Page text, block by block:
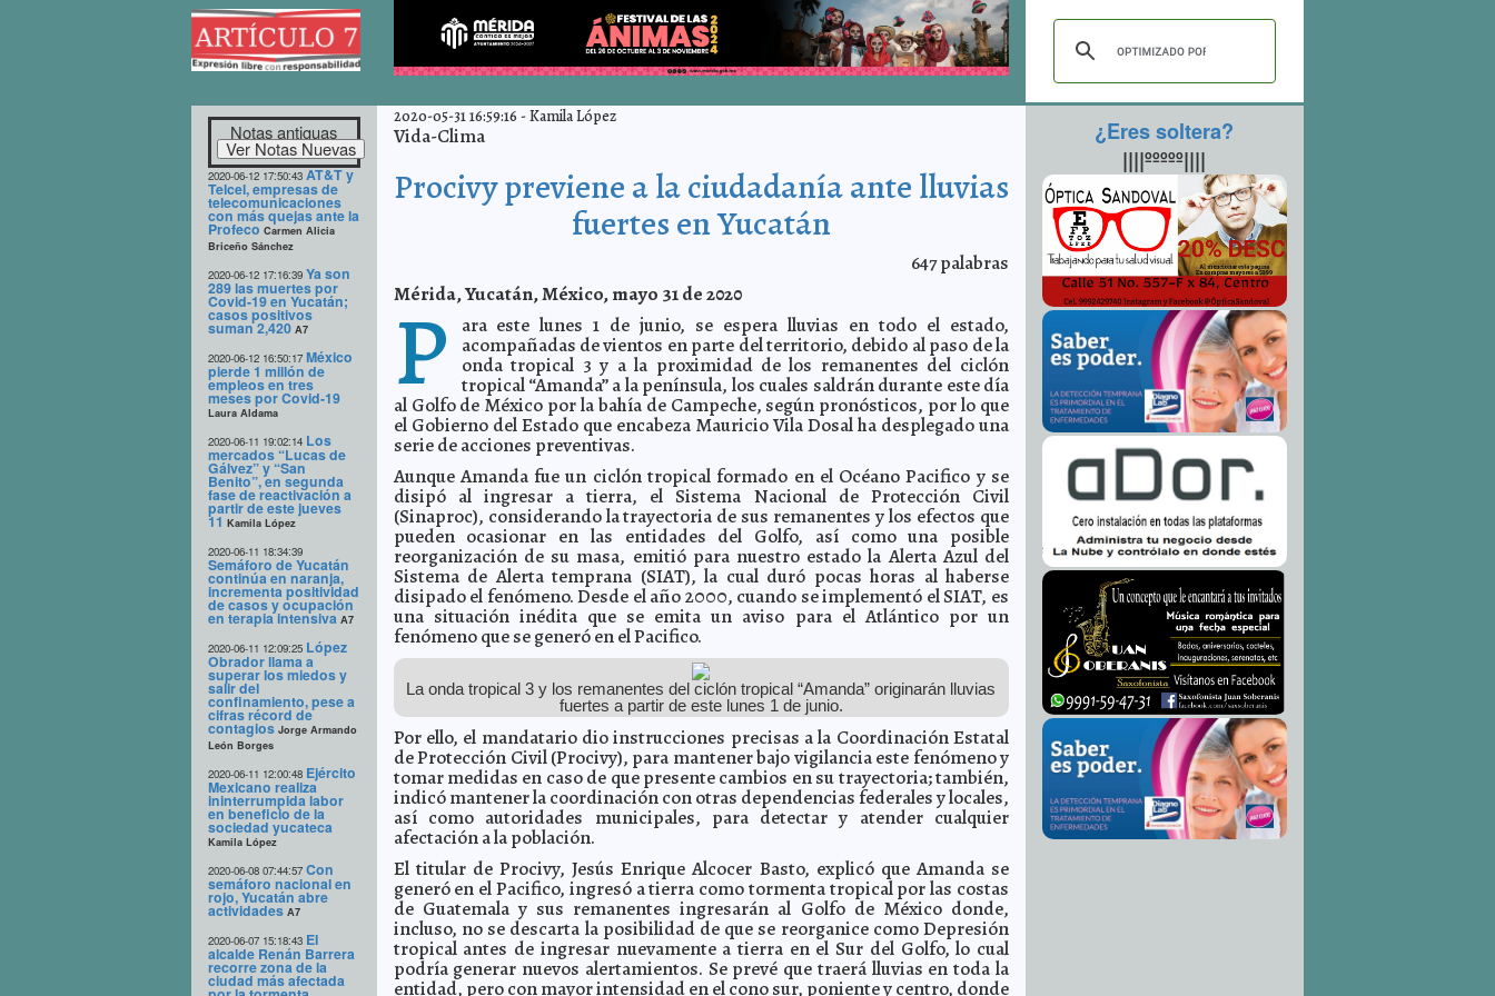
Notas antiguas
2020-06-12 17:50:43 AT&T y
Telcel, empresas de
telecomunicaciones
con más quejas ante la
Profeco Carmen Alicia
Briceño Sánchez
2020-06-12 17:16:39 Ya son
289 las muertes por
Covid-19 en Yucatán;
casos positivos
suman 2,420 A7
2020-06-12 16:50:17 México
pierde 1 millón de
empleos en tres
meses por Covid-19
Laura Aldama
2020-06-11 19:02:14 Los
mercados “Lucas de
Gálvez” y “San
Benito”, en segunda
fase de reactivación a
partir de este jueves
11 Kamila López
2020-06-11 18:34:39
Semáforo de Yucatán
continúa en naranja,
incrementa positividad
de casos y ocupación
en terapia intensiva A7
2020-06-11 12:09:25 López
Obrador llama a
superar los miedos y
salir del
confinamiento, pese a
cifras récord de
contagios Jorge Armando
León Borges
2020-06-11 12:00:48 Ejército
Mexicano realiza
ininterrumpida labor
en beneficio de la
sociedad yucateca
Kamila López
2020-06-08 07:44:57 Con
semáforo nacional en
rojo, Yucatán abre
actividades A7
2020-06-07 15:18:43 El
alcalde Renán Barrera
recorre zona de la
ciudad más afectada
2020-05-31 16:59:16 -Kamila López
Vida-Clima
Procivy previene a la ciudadanía ante lluvias
fuertes en Yucatán
647palabras
Mérida, Yucatán, México, mayo 31 de 2020
P ara este lunes 1 de junio, se espera lluvias en todo el estado,
acompañadas de vientos en parte del territorio, debido al paso de la
onda tropical 3 y a la proximidad de los remanentes del ciclón
tropical “Amanda” a la península, los cuales saldrán durante este día
al Golfo de México por la bahía de Campeche, según pronósticos, por lo que
el Gobierno del Estado que encabeza Mauricio Vila Dosal ha desplegado una
serie de acciones preventivas.
Aunque Amanda fue un ciclón tropical formado en el Océano Pacifico y se
disipó al ingresar a tierra, el Sistema Nacional de Protección Civil
(Sinaproc), considerando la trayectoria de sus remanentes y los efectos que
pueden ocasionar en las entidades del Golfo, así como una posible
reorganización de su masa, emitió para nuestro estado la Alerta Azul del
Sistema de Alerta temprana (SIAT), la cual duró pocas horas al haberse
disipado el fenómeno. Desde el año 2000, cuando se implementó el SIAT, es
una situación inédita que se emita un aviso para el Atlántico por un
fenómeno que se generó en el Pacifico.
La onda tropical 3 y los remanentes del ciclón tropical “Amanda” originarán lluvias
fuertes a partir de este lunes 1 de junio.
Por ello, el mandatario dio instrucciones precisas a la Coordinación Estatal
de Protección Civil (Procivy), para mantener bajo vigilancia este fenómeno y
tomar medidas en caso de que presente cambios en su trayectoria; también,
indicó mantener la coordinación con otras dependencias federales y locales,
así como autoridades municipales, para detectar y atender cualquier
afectación a la población.
El titular de Procivy, Jesús Enrique Alcocer Basto, explicó que Amanda se
generó en el Pacifico, ingresó a tierra como tormenta tropical por las costas
de Guatemala y sus remanentes ingresarán al Golfo de México donde,
incluso, no se descarta la posibilidad de que se reorganice como Depresión
tropical antes de ingresar nuevamente a tierra en el Sur del Golfo, lo cual
podría generar nuevos alertamientos. Se prevé que traerá lluvias en toda la
entidad, pero con mayor intensidad en el cono sur, poniente y centro, donde
¿Eres soltera?
||||ººººº||||